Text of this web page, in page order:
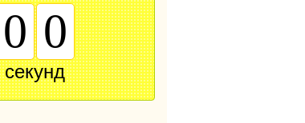
5 9
секунд